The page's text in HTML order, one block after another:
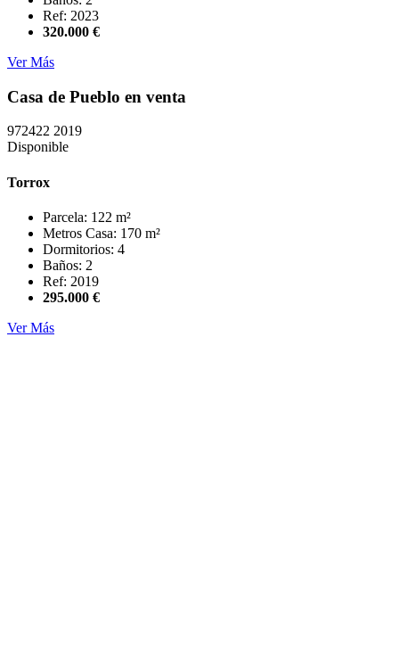
Ref: 2023
320.000 €
Ver Más
Casa de Pueblo en venta
972422 2019
Disponible
Torrox
Parcela: 122 m²
Metros Casa: 170 m²
Dormitorios: 4
Baños: 2
Ref: 2019
295.000 €
Ver Más